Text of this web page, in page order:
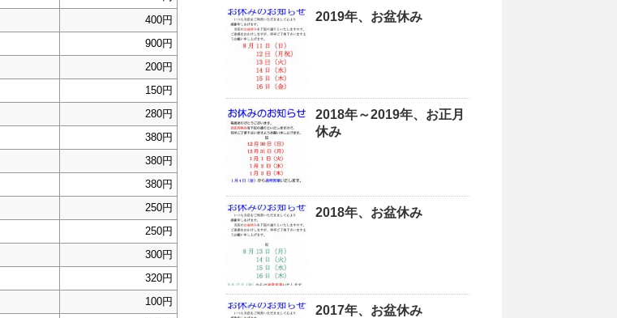
400円
900円
200円
150円
280円
380円
380円
380円
250円
250円
300円
320円
100円
2019年、お盆休み
2018年～2019年、お正月
休み
2018年、お盆休み
2017年、お盆休み